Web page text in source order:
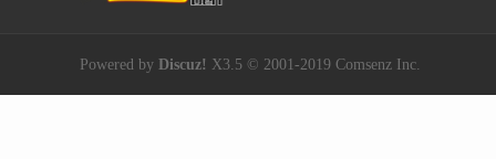
Powered by Discuz! X3.5 © 2001-2019 Comsenz Inc.